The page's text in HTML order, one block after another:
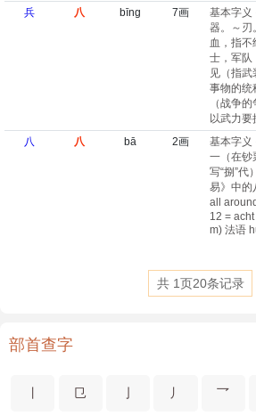
兵
八 bīng 7画
基本字义
器。～刃
血，指不
士，军队
见（指
事物的统
（战争
以武力
八
八 bā 2画
基本字义
一（在钞
写“捌”代
易》中的
all
12 =
m) 法语
共 1页20条记录
部首查字
㔾 丿 乛